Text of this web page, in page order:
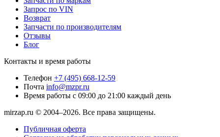
Запрос по VIN
Возврат
Запчасти по производителям
Отзывы
Блог
Контакты и время работы
Телефон +7 (495) 668-12-59
Почта info@mzpr.ru
Время работы с 09:00 до 21:00 каждый день
mirzap.ru © 2004–2026. Все права защищены.
Публичная оферта